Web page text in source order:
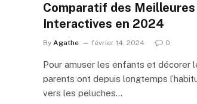
Comparatif des
Interactives en 2024
By Agathe février 14, 2024 0
Pour amuser les enfants et décorer
parents ont depuis longtemps
vers les peluches…